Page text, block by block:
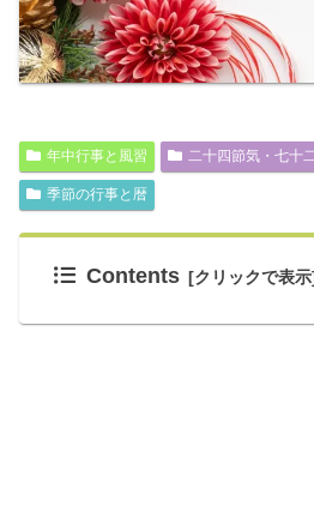
年中行事と風習 二十四節気・七十
季節の行事と暦
Contents